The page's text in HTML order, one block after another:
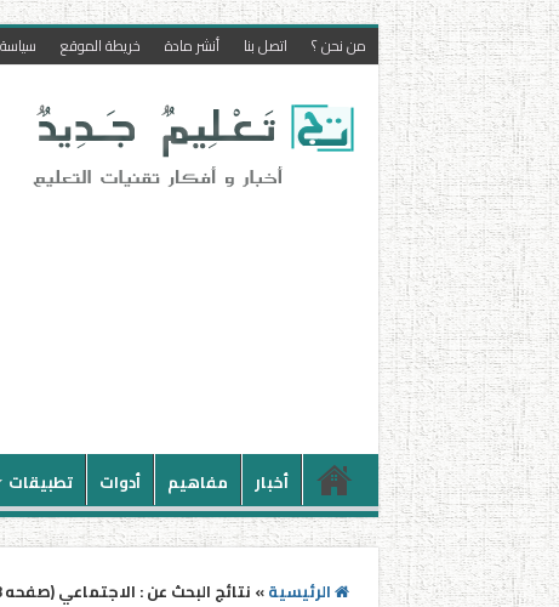
من نحن ؟ اتصل بنا أنشر مادة خريطة الموقع
أخبار مفاهيم أدوات تطبيقات
الرئيسية» نتائج البحث عن : الاجتماعي (صفحه 68)